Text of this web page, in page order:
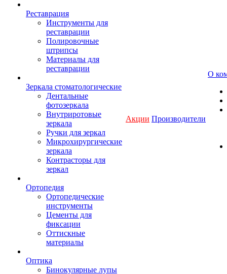
Реставрация
Инструменты для
реставрации
Полировочные
штрипсы
Материалы для
реставрации
Зеркала стоматологические
Дентальные
фотозеркала
Внутриротовые
зеркала
Ручки для зеркал
Микрохирургические
зеркала
Контрасторы для
зеркал
Ортопедия
Ортопедические
инструменты
Цементы для
фиксации
Оттискные
материалы
Оптика
Бинокулярные лупы
Акции Производители
О